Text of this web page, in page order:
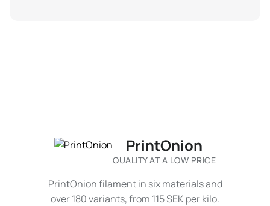
PrintOnion
QUALITY AT A LOW PRICE
PrintOnion filament in six materials and
over 180 variants, from 115 SEK per kilo.